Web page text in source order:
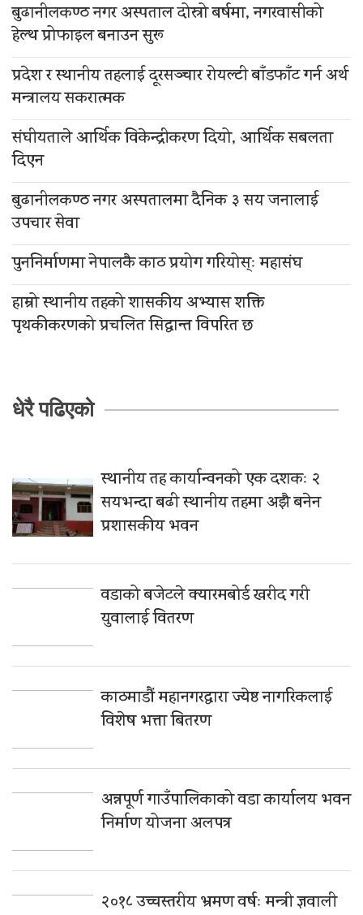
बुढानीलकण्ठ नगर अस्पताल दोस्रो बर्षमा, नगरवासीको
हेल्थ प्रोफाइल बनाउन सुरू
प्रदेश र स्थानीय तहलाई दूरसञ्चार रोयल्टी बाँडफाँट गर्न अर्थ
मन्त्रालय सकरात्मक
संघीयताले आर्थिक विकेन्द्रीकरण दियो, आर्थिक सबलता
दिएन
बुढानीलकण्ठ नगर अस्पतालमा दैनिक ३ सय जनालाई
उपचार सेवा
पुननिर्माणमा नेपालकै काठ प्रयोग गरियोस्ः महासंघ
हाम्रो स्थानीय तहको शासकीय अभ्यास शक्ति
पृथकीकरणको प्रचलित सिद्धान्त विपरित छ
धेरै पढिएको
स्थानीय तह कार्यान्वनको एक दशकः २
सयभन्दा बढी स्थानीय तहमा अझै बनेन
प्रशासकीय भवन
वडाको बजेटले क्यारमबोर्ड खरीद गरी
युवालाई वितरण
काठमाडौं महानगरद्वारा ज्येष्ठ नागरिकलाई
विशेष भत्ता बितरण
अन्नपूर्ण गाउँपालिकाको वडा कार्यालय भवन
निर्माण योजना अलपत्र
२०१८ उच्चस्तरीय भ्रमण वर्षः मन्त्री ज्ञवाली